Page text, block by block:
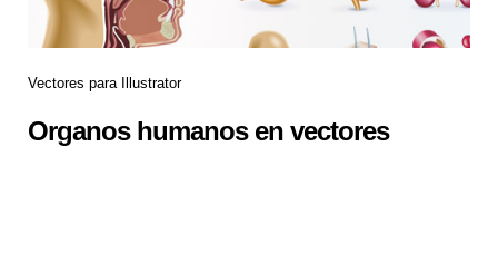
Vectores para Illustrator
Organos humanos en vectores